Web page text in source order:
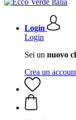
Login
Login
Sei un nuovo
Crea un